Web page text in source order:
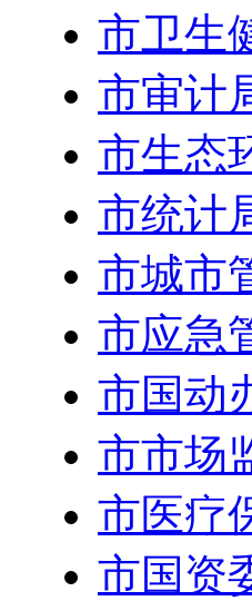
市卫生
市审计
市生态
市统计
市城市
市应急
市国动
市市场
市医疗
市国资